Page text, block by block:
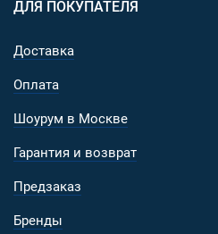
ДЛЯ ПОКУПАТЕЛЯ
Доставка
Оплата
Шоурум в Москве
Гарантия и возврат
Предзаказ
Бренды